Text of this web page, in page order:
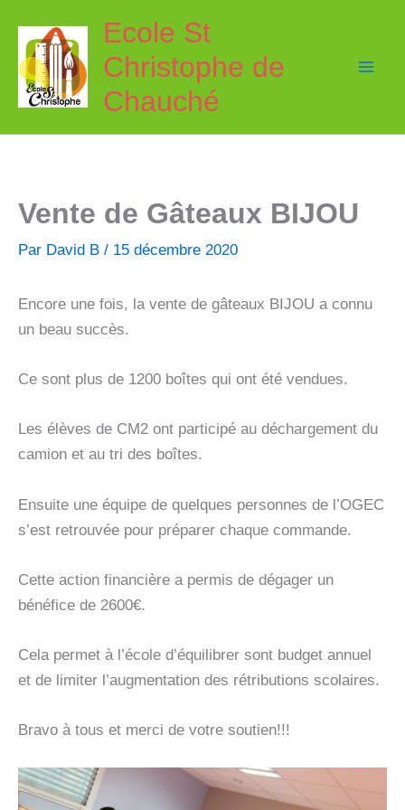
contenu
Ecole St
Christophe de
Chauché
Vente de Gâteaux BIJOU
Par David B / 15 décembre 2020
Encore une fois, la vente de gâteaux BIJOU a connu
un beau succès.
Ce sont plus de 1200 boîtes qui ont été vendues.
Les élèves de CM2 ont participé au déchargement du
camion et au tri des boîtes.
Ensuite une équipe de quelques personnes de l’OGEC
s’est retrouvée pour préparer chaque commande.
Cette action financière a permis de dégager un
bénéfice de 2600€.
Cela permet à l’école d’équilibrer sont budget annuel
et de limiter l’augmentation des rétributions scolaires.
Bravo à tous et merci de votre soutien!!!